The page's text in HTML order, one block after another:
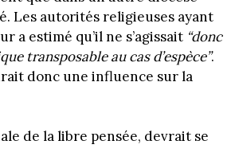
Les autorités religieuses ayant
a estimé qu’il ne s’agissait “donc
transposable au cas d’espèce”.
donc une influence sur la
de la libre pensée, devrait se